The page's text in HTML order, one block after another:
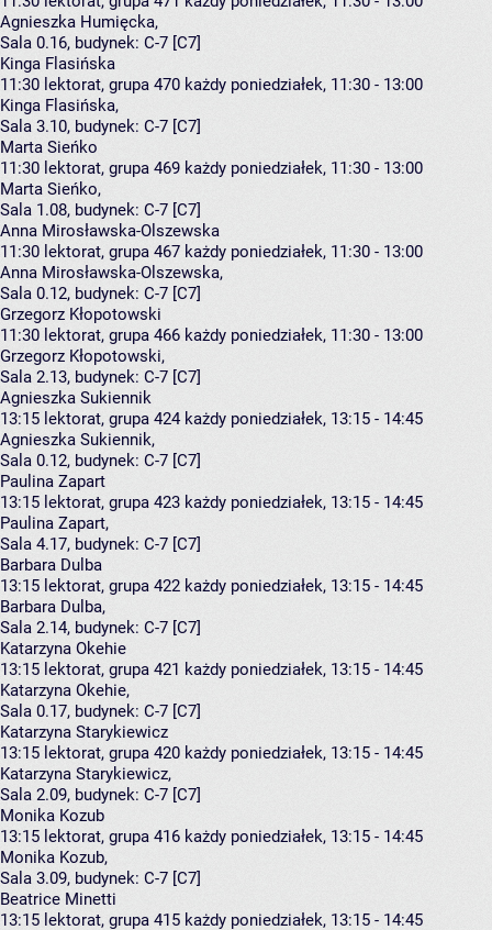
Agnieszka Humięcka,
Sala 0.16, budynek: C-7 [C7]
Kinga Flasińska
11:30 lektorat, grupa 470 każdy poniedziałek, 11:30 - 13:00
Kinga Flasińska,
Sala 3.10, budynek: C-7 [C7]
Marta Sieńko
11:30 lektorat, grupa 469 każdy poniedziałek, 11:30 - 13:00
Marta Sieńko,
Sala 1.08, budynek: C-7 [C7]
Anna Mirosławska-Olszewska
11:30 lektorat, grupa 467 każdy poniedziałek, 11:30 - 13:00
Anna Mirosławska-Olszewska,
Sala 0.12, budynek: C-7 [C7]
Grzegorz Kłopotowski
11:30 lektorat, grupa 466 każdy poniedziałek, 11:30 - 13:00
Grzegorz Kłopotowski,
Sala 2.13, budynek: C-7 [C7]
Agnieszka Sukiennik
13:15 lektorat, grupa 424 każdy poniedziałek, 13:15 - 14:45
Agnieszka Sukiennik,
Sala 0.12, budynek: C-7 [C7]
Paulina Zapart
13:15 lektorat, grupa 423 każdy poniedziałek, 13:15 - 14:45
Paulina Zapart,
Sala 4.17, budynek: C-7 [C7]
Barbara Dulba
13:15 lektorat, grupa 422 każdy poniedziałek, 13:15 - 14:45
Barbara Dulba,
Sala 2.14, budynek: C-7 [C7]
Katarzyna Okehie
13:15 lektorat, grupa 421 każdy poniedziałek, 13:15 - 14:45
Katarzyna Okehie,
Sala 0.17, budynek: C-7 [C7]
Katarzyna Starykiewicz
13:15 lektorat, grupa 420 każdy poniedziałek, 13:15 - 14:45
Katarzyna Starykiewicz,
Sala 2.09, budynek: C-7 [C7]
Monika Kozub
13:15 lektorat, grupa 416 każdy poniedziałek, 13:15 - 14:45
Monika Kozub,
Sala 3.09, budynek: C-7 [C7]
Beatrice Minetti
13:15 lektorat, grupa 415 każdy poniedziałek, 13:15 - 14:45